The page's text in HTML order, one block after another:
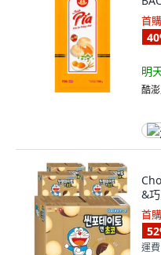
首
40
明
酷
&
首
52
運